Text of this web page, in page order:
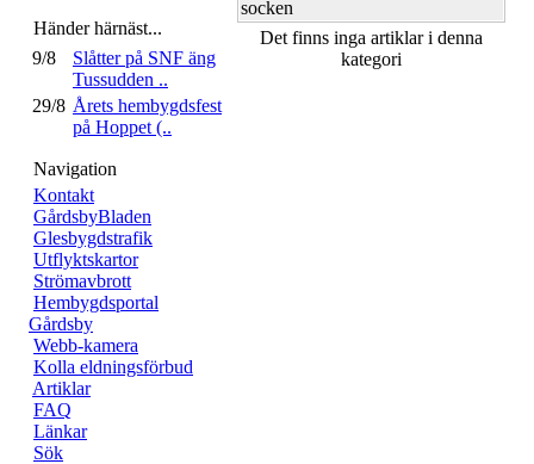
Händer härnäst...
9/8
Slåtter på SNF äng
Tussudden ..
29/8 Årets hembygdsfest
på Hoppet (..
Navigation
Kontakt
GårdsbyBladen
Glesbygdstrafik
Utflyktskartor
Strömavbrott
Hembygdsportal
Gårdsby
Webb-kamera
Kolla eldningsförbud
Artiklar
FAQ
Länkar
Sök
socken
Det finns inga artiklar i denna
kategori